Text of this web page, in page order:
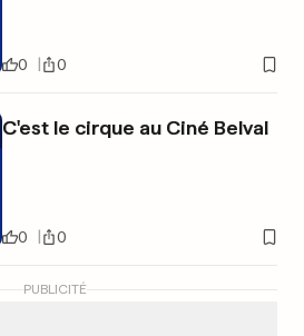
0 0
C'est le cirque au Ciné Belval
0 0
PUBLICITÉ